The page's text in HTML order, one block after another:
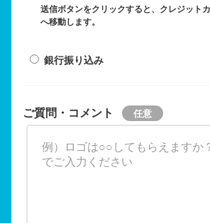
送信ボタンをクリックすると、クレジット
へ移動します。
銀行振り込み
ご質問・コメント